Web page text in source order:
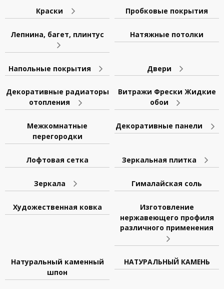
Краски Пробковые покрытия
Лепнина, багет, плинтус Натяжные потолки
Напольные покрытия Двери
Декоративные радиаторы
отопления
Витражи Фрески Жидкие
обои
Межкомнатные
перегородки
Декоративные панели
Лофтовая сетка Зеркальная плитка
Зеркала Гималайская соль
Художественная ковка
Изготовление
нержавеющего профиля
различного применения
Натуральный каменный
шпон
НАТУРАЛЬНЫЙ КАМЕНЬ